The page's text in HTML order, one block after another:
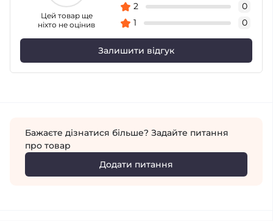
Цей товар ще
ніхто не оцінив
2
0
1
0
Залишити відгук
Бажаєте дізнатися більше? Задайте питання
про товар
Додати питання